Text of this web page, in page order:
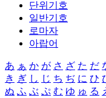
단위기호
일반기호
로마자
아랍어
あ ぁ か が さ ざ た だ
き ぎ し じ ち ぢ に ひ
ぬ ふ ぶ ぷ む ゆ ゅ る